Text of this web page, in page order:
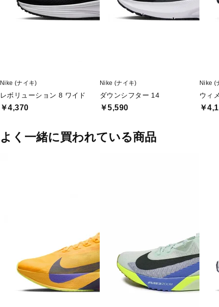
Nike (ナイキ)
レボリューション 8 ワイド
￥4,370
Nike (ナイキ)
ダウンシフター 14
￥5,590
Nike (
ウィ
￥
よく一緒に買われている商品